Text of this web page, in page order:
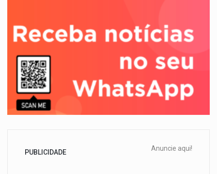
PUBLICIDADE Anuncie aqui!